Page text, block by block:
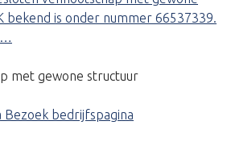
bekend is onder nummer 66537339.
met gewone structuur
Bezoek bedrijfspagina